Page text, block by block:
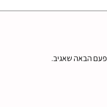
הבאה שאגיב.